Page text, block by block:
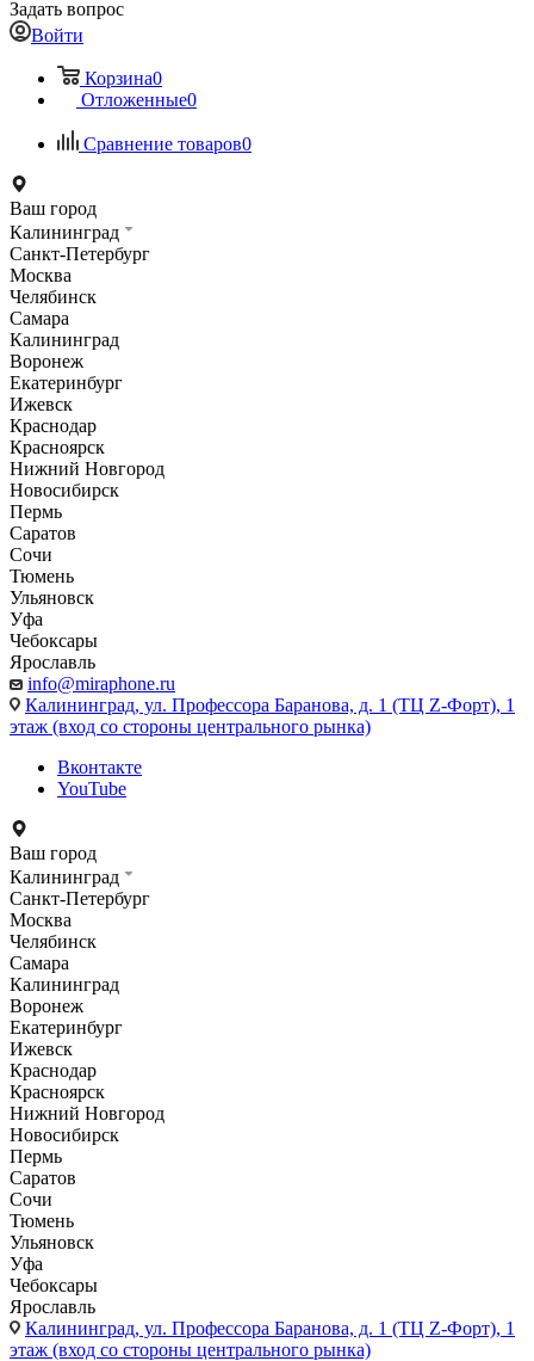
Задать вопрос
Войти
Корзина0
Отложенные0
Сравнение товаров0
Ваш город
Калининград
Санкт-Петербург
Москва
Челябинск
Самара
Калининград
Воронеж
Екатеринбург
Ижевск
Краснодар
Красноярск
Нижний Новгород
Новосибирск
Пермь
Саратов
Сочи
Тюмень
Ульяновск
Уфа
Чебоксары
Ярославль
info@miraphone.ru
Калининград, ул. Профессора Баранова, д. 1 (ТЦ Z-Форт), 1
этаж (вход со стороны центрального рынка)
Вконтакте
YouTube
Ваш город
Калининград
Санкт-Петербург
Москва
Челябинск
Самара
Калининград
Воронеж
Екатеринбург
Ижевск
Краснодар
Красноярск
Нижний Новгород
Новосибирск
Пермь
Саратов
Сочи
Тюмень
Ульяновск
Уфа
Чебоксары
Ярославль
Калининград, ул. Профессора Баранова, д. 1 (ТЦ Z-Форт), 1
этаж (вход со стороны центрального рынка)